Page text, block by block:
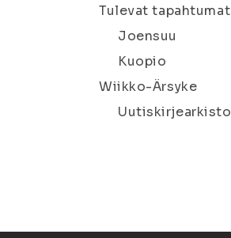
Tulevat tapahtumat
Joensuu
Kuopio
Wiikko-Ärsyke
Uutiskirjearkisto